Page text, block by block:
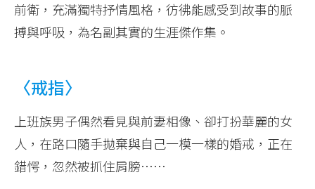
前衛，充滿獨特抒情風格，彷彿能感受到故事的脈
搏與呼吸，為名副其實的生涯傑作集。
〈戒指〉
上班族男子偶然看見與前妻相像、卻打扮華麗的女
人，在路口隨手拋棄與自己一模一樣的婚戒，正在
錯愕，忽然被抓住肩膀……